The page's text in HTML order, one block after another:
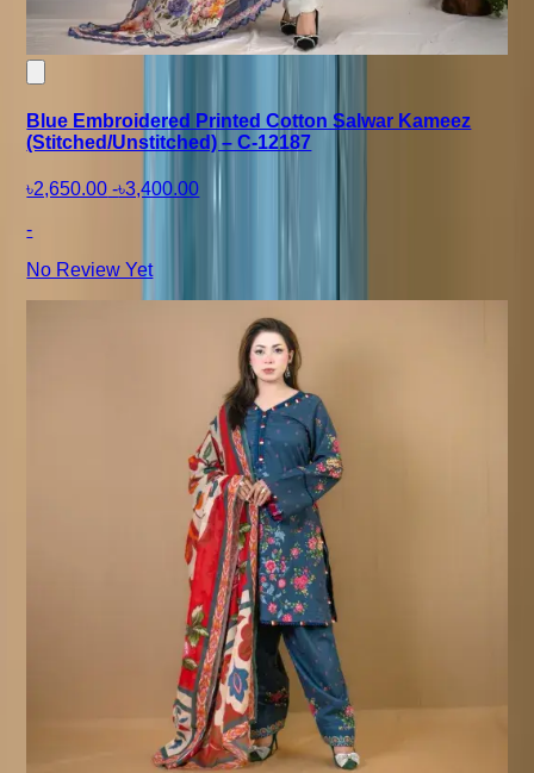
Blue Embroidered Printed Cotton Salwar Kameez
(Stitched/Unstitched) – C-12187
৳2,650.00 -৳3,400.00
-
No Review Yet